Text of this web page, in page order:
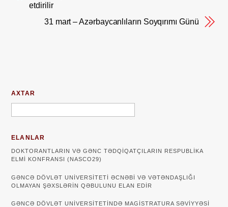
etdirilir
31 mart – Azərbaycanlıların Soyqırımı Günü
AXTAR
ELANLAR
DOKTORANTLARIN VƏ GƏNC TƏDQİQATÇILARIN RESPUBLİKA
ELMİ KONFRANSI (NASCO29)
GƏNCƏ DÖVLƏT UNIVERSITETI ƏCNƏBI VƏ VƏTƏNDAŞLIĞI
OLMAYAN ŞƏXSLƏRIN QƏBULUNU ELAN EDIR
GƏNCƏ DÖVLƏT UNIVERSITETINDƏ MAGISTRATURA SƏVIYYƏSI